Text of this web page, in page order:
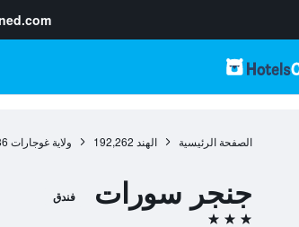
الصفحة الرئيسية الهند 192,262 ولاية غوجارات
جنجر سورات فندق
3 نجوم